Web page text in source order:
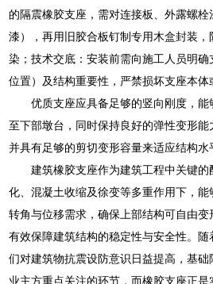
的隔震橡胶支座，需对连接板、外露螺
漆），再用旧胶合板钉制专用木盒封装
染；技术交底：安装前需向施工人员明
位置）及结构重要性，严禁损坏支座本体
优质支座应具备足够的竖向刚度，
至下部墩台，同时保持良好的弹性变形能
并具有足够的剪切变形容量来适应结构水
建筑橡胶支座作为建筑工程中关键
化、混凝土收缩及徐变等多重作用下，
转角与位移需求，确保上部结构可自由变
有效保障建筑结构的稳定性与安全性。随
们对建筑物抗震设防意识日益提高，基
业主方重点关注的环节，而橡胶支座正